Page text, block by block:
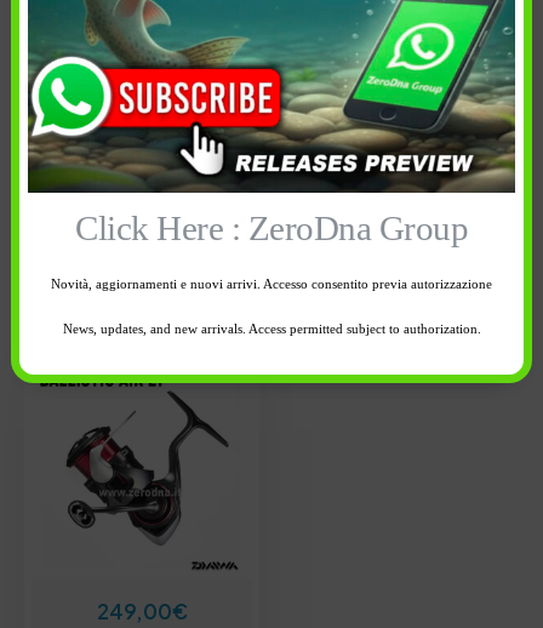
Ordina per: Più recenti Modello Prezzo
Disponibilità
Cancella tutti
249,00€
Click Here : ZeroDna Group
Novità, aggiornamenti e nuovi arrivi. Accesso consentito previa autorizzazione
News, updates, and new arrivals. Access permitted subject to authorization.